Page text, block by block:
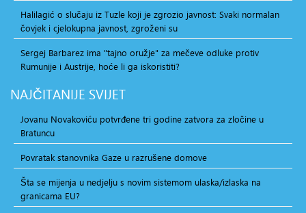
Halilagić o slučaju iz Tuzle koji je zgrozio javnost: Svaki normalan
čovjek i cjelokupna javnost, zgroženi su
Sergej Barbarez ima "tajno oružje" za mečeve odluke protiv
Rumunije i Austrije, hoće li ga iskoristiti?
NAJČITANIJE SVIJET
Jovanu Novakoviću potvrđene tri godine zatvora za zločine u
Bratuncu
Povratak stanovnika Gaze u razrušene domove
Šta se mijenja u nedjelju s novim sistemom ulaska/izlaska na
granicama EU?